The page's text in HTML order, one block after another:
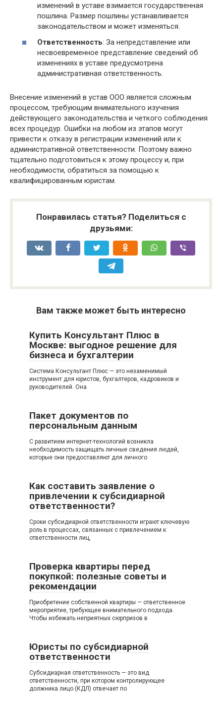
изменений в уставе взимается государственная
пошлина. Размер пошлины устанавливается
законодательством и может изменяться.
Ответственность: За непредставление или
несвоевременное представление сведений об
изменениях в уставе предусмотрена
административная ответственность.
Внесение изменений в устав ООО является сложным
процессом, требующим внимательного изучения
действующего законодательства и четкого соблюдения
всех процедур. Ошибки на любом из этапов могут
привести к отказу в регистрации изменений или к
административной ответственности. Поэтому важно
тщательно подготовиться к этому процессу и, при
необходимости, обратиться за помощью к
квалифицированным юристам.
Понравилась статья? Поделиться с
друзьями:
Вам также может быть интересно
Купить Консультант Плюс в
Москве: выгодное решение для
бизнеса и бухгалтерии
Система Консультант Плюс — это незаменимый
инструмент для юристов, бухгалтеров, кадровиков и
руководителей. Она
Пакет документов по
персональным данным
С развитием интернет-технологий возникла
необходимость защищать личные сведения людей,
которые они предоставляют для личного
Как составить заявление о
привлечении к субсидиарной
ответственности?
Сроки субсидиарной ответственности играют ключевую
роль в процессах, связанных с привлечением к
ответственности лиц,
Проверка квартиры перед
покупкой: полезные советы и
рекомендации
Приобретение собственной квартиры — ответственное
мероприятие, требующее внимательного подхода.
Чтобы избежать неприятных сюрпризов в
Юристы по субсидиарной
ответственности
Субсидиарная ответственность — это вид
ответственности, при котором контролирующее
должника лицо (КДЛ) отвечает по